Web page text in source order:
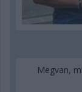
Megvan,